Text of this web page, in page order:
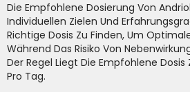
Die Empfohlene Dosierung Von
Individuellen Zielen Und
Richtige Dosis Zu Finden, Um
Während Das Risiko Von
Der Regel Liegt Die Empfohlene
Pro Tag.